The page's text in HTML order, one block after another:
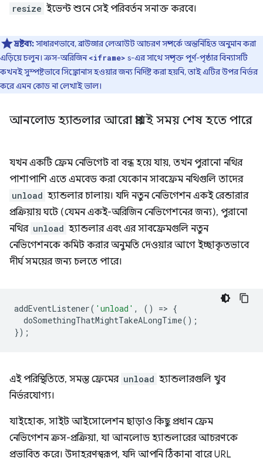
resize ইভেন্ট শুনে সেই পরিবর্তন সনাক্ত করবে।
দ্রষ্টব্য:সাধারণভাবে, ব্রাউজার লেআউট আচরণ সম্পর্কে অন্তর্নিহিত অনুমান করা
এড়িয়ে চলুন। ক্রস-অরিজিন<iframe> s-এর সাথে সম্পৃক্ত পূর্ণ-পৃষ্ঠার বিন্যাসটি
কখনই সুস্পষ্টভাবে সিঙ্ক্রোনাস হওয়ার জন্য নির্দিষ্ট করা হয়নি, তাই এটির উপর নির্ভর
করে এমন কোড না লেখাই ভাল।
আনলোড হ্যান্ডলার আরো প্রায়ই সময় শেষ হতে পারে
যখন একটি ফ্রেম নেভিগেট বা বন্ধ হয়ে যায়, তখন পুরানো নথির
পাশাপাশি এতে এমবেড করা যেকোন সাবফ্রেম নথিগুলি তাদের
unload হ্যান্ডলার চালায়। যদি নতুন নেভিগেশন একই রেন্ডারার
প্রক্রিয়ায় ঘটে (যেমন একই-অরিজিন নেভিগেশনের জন্য), পুরানো
নথির unload হ্যান্ডলার এবং এর সাবফ্রেমগুলি নতুন
নেভিগেশনকে কমিট করার অনুমতি দেওয়ার আগে ইচ্ছাকৃতভাবে
দীর্ঘ সময়ের জন্য চলতে পারে।
addEventListener( 'unload' , () => {
doSomethingThatMightTakeALongTime();
});
এই পরিস্থিতিতে, সমস্ত ফ্রেমের unload হ্যান্ডলারগুলি খুব
নির্ভরযোগ্য।
যাইহোক, সাইট আইসোলেশন ছাড়াও কিছু প্রধান ফ্রেম
নেভিগেশন ক্রস-প্রক্রিয়া, যা আনলোড হ্যান্ডলারের আচরণকে
প্রভাবিত করে। উদাহরণস্বরূপ, যদি আপনি ঠিকানা বারে URL